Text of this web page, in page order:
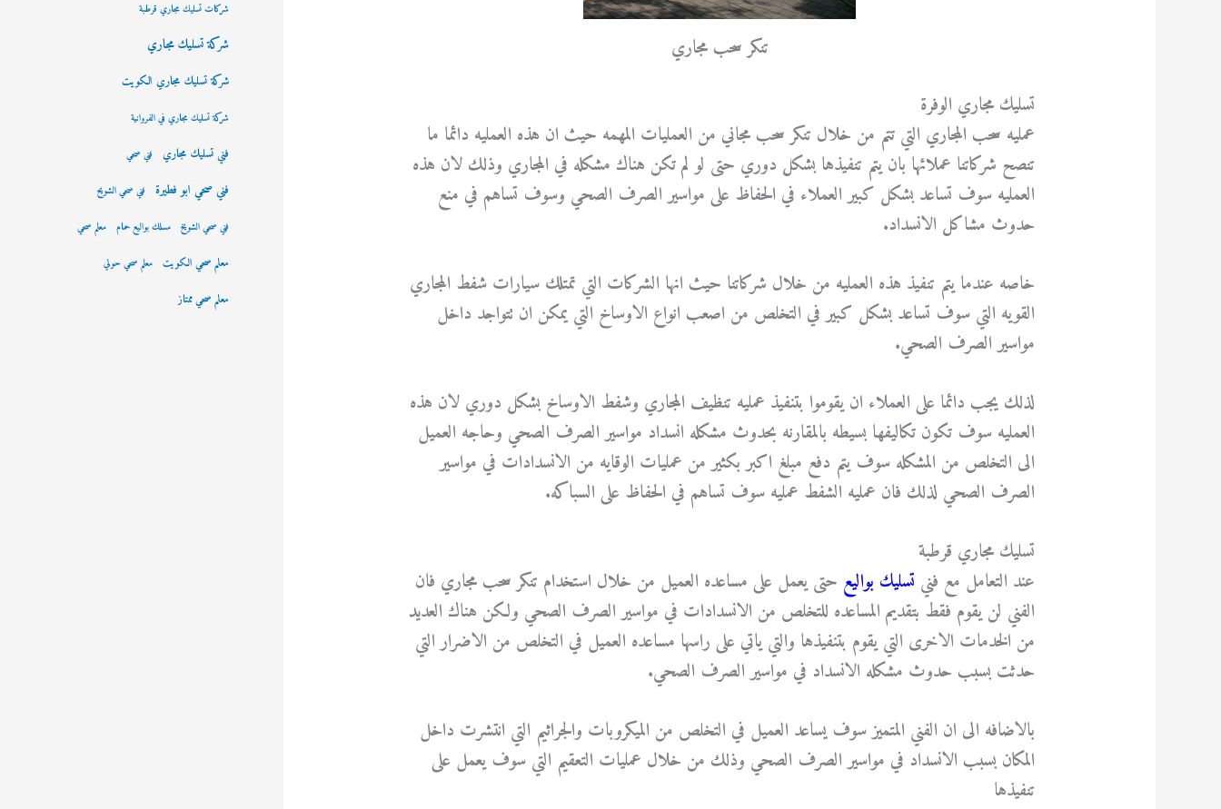
تنكر سحب مجاري
تسليك مجاري الوفرة
عمليه سحب المجاري التي تتم من خلال تنكر سحب مجاني من العمليات المهمه حيث ان هذه العمليه دائما ما
تنصح شركاتنا عملائها بان يتم تنفيذها بشكل دوري حتى لو لم تكن هناك مشكله في المجاري وذلك لان هذه
العمليه سوف تساعد بشكل كبير العملاء في الحفاظ على مواسير الصرف الصحي وسوف تساهم في منع
حدوث مشاكل الانسداد.
خاصه عندما يتم تنفيذ هذه العمليه من خلال شركاتنا حيث انها الشركات التي تمتلك سيارات شفط المجاري
القويه التي سوف تساعد بشكل كبير في التخلص من اصعب انواع الاوساخ التي يمكن ان تتواجد داخل
مواسير الصرف الصحي.
لذلك يجب دائما على العملاء ان يقوموا بتنفيذ عمليه تنظيف المجاري وشفط الاوساخ بشكل دوري لان هذه
العمليه سوف تكون تكاليفها بسيطه بالمقارنه بحدوث مشكله انسداد مواسير الصرف الصحي وحاجه العميل
الى التخلص من المشكله سوف يتم دفع مبلغ اكبر بكثير من عمليات الوقايه من الانسدادات في مواسير
الصرف الصحي لذلك فان عمليه الشفط عمليه سوف تساهم في الحفاظ على السباكه.
تسليك مجاري قرطبة
عند التعامل مع فني تسليك بواليع حتى يعمل على مساعده العميل من خلال استخدام تنكر سحب مجاري فان
الفني لن يقوم فقط بتقديم المساعده للتخلص من الانسدادات في مواسير الصرف الصحي ولكن هناك العديد
من الخدمات الاخرى التي يقوم بتنفيذها والتي ياتي على راسها مساعده العميل في التخلص من الاضرار التي
حدثت بسبب حدوث مشكله الانسداد في مواسير الصرف الصحي.
بالاضافه الى ان الفني المتميز سوف يساعد العميل في التخلص من الميكروبات والجراثيم التي انتشرت داخل
المكان بسبب الانسداد في مواسير الصرف الصحي وذلك من خلال عمليات التعقيم التي سوف يعمل على
تنفيذها
شركات تسليك مجاري قرطبة
شركة تسليك مجاري
شركة تسليك مجاري الكويت
شركة تسليك مجاري في الفروانية
فني تسليك مجاري فني صحي
فني صحي ابو فطيرة فني صحي الشويح
فني صحي الشويخ مسلك بواليع حمام معلم صحي
معلم صحي الكويت معلم صحي حولي
معلم صحي ممتاز